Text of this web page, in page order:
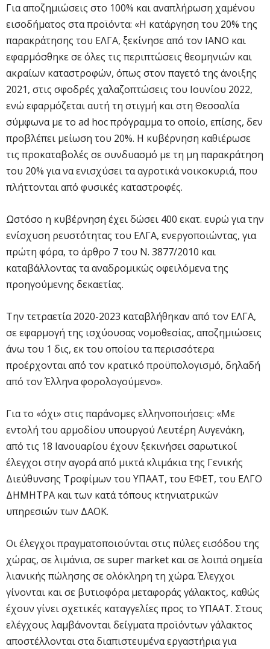
Για αποζημιώσεις στο 100% και αναπλήρωση χαμένου
εισοδήματος στα προϊόντα: «Η κατάργηση του 20% της
παρακράτησης του ΕΛΓΑ, ξεκίνησε από τον ΙΑΝΟ και
εφαρμόσθηκε σε όλες τις περιπτώσεις θεομηνιών και
ακραίων καταστροφών, όπως στον παγετό της άνοιξης
2021, στις σφοδρές χαλαζοπτώσεις του Ιουνίου 2022,
ενώ εφαρμόζεται αυτή τη στιγμή και στη Θεσσαλία
σύμφωνα με το ad hοc πρόγραμμα το οποίο, επίσης, δεν
προβλέπει μείωση του 20%. Η κυβέρνηση καθιέρωσε
τις προκαταβολές σε συνδυασμό με τη μη παρακράτηση
του 20% για να ενισχύσει τα αγροτικά νοικοκυριά, που
πλήττονται από φυσικές καταστροφές.
Ωστόσο η κυβέρνηση έχει δώσει 400 εκατ. ευρώ για την
ενίσχυση ρευστότητας του ΕΛΓΑ, ενεργοποιώντας, για
πρώτη φόρα, το άρθρο 7 του Ν. 3877/2010 και
καταβάλλοντας τα αναδρομικώς οφειλόμενα της
προηγούμενης δεκαετίας.
Την τετραετία 2020-2023 καταβλήθηκαν από τον ΕΛΓΑ,
σε εφαρμογή της ισχύουσας νομοθεσίας, αποζημιώσεις
άνω του 1 δις, εκ του οποίου τα περισσότερα
προέρχονται από τον κρατικό προϋπολογισμό, δηλαδή
από τον Έλληνα φορολογούμενο».
Για το «όχι» στις παράνομες ελληνοποιήσεις: «Με
εντολή του αρμοδίου υπουργού Λευτέρη Αυγενάκη,
από τις 18 Ιανουαρίου έχουν ξεκινήσει σαρωτικοί
έλεγχοι στην αγορά από μικτά κλιμάκια της Γενικής
Διεύθυνσης Τροφίμων του ΥΠΑΑΤ, του ΕΦΕΤ, του ΕΛΓΟ
ΔΗΜΗΤΡΑ και των κατά τόπους κτηνιατρικών
υπηρεσιών των ΔΑΟΚ.
Οι έλεγχοι πραγματοποιούνται στις πύλες εισόδου της
χώρας, σε λιμάνια, σε super market και σε λοιπά σημεία
λιανικής πώλησης σε ολόκληρη τη χώρα. Έλεγχοι
γίνονται και σε βυτιοφόρα μεταφοράς γάλακτος, καθώς
έχουν γίνει σχετικές καταγγελίες προς το ΥΠΑΑΤ. Στους
ελέγχους λαμβάνονται δείγματα προϊόντων γάλακτος
αποστέλλονται στα διαπιστευμένα εργαστήρια για